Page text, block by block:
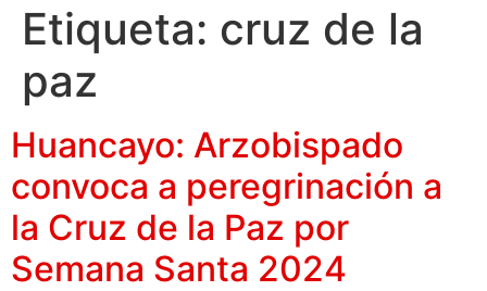
Etiqueta: cruz de la
paz
Huancayo: Arzobispado
convoca a peregrinación a
la Cruz de la Paz por
Semana Santa 2024